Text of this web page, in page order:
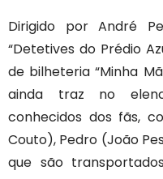
Dirigido por André
“Detetives do Prédio
de bilheteria “Minha
ainda traz no
conhecidos dos fãs,
Couto), Pedro (João
que são